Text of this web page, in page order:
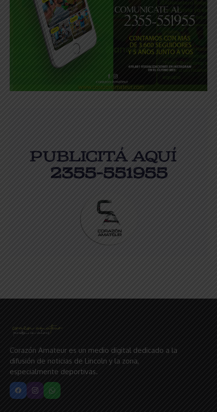
Corazón Amateur es un medio digital dedicado a la
difusión de noticias de Lincoln y la zona,
especialmente deportivas.